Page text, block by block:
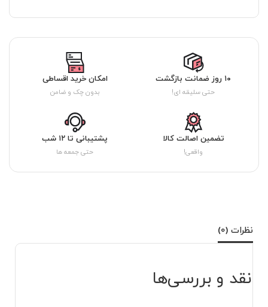
۱۰ روز ضمانت بازگشت
حتی سلیقه ای!
امکان خرید اقساطی
بدون چک و ضامن
تضمین اصالت کالا
واقعی!
پشتیبانی تا ۱۲ شب
حتی جمعه ها
نظرات (0)
نقد و بررسی‌ها